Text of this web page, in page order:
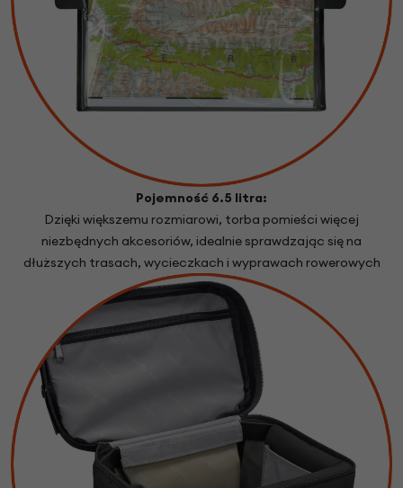
Pojemność 6.5 litra:
Dzięki większemu rozmiarowi, torba pomieści więcej
niezbędnych akcesoriów, idealnie sprawdzając się na
dłuższych trasach, wycieczkach i wyprawach rowerowych